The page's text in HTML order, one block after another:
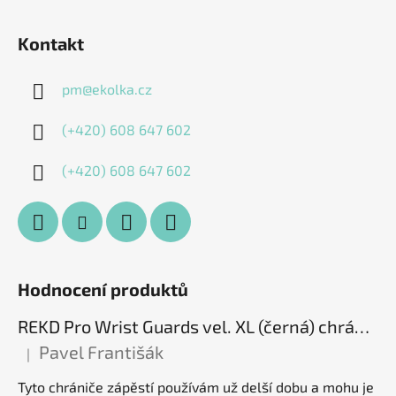
Kontakt
pm@ekolka.cz
(+420) 608 647 602
(+420) 608 647 602
Hodnocení produktů
REKD Pro Wrist Guards vel. XL (černá) chrániče zápěstí
Hodnocení produktu je 5 z 5 hvězdiček.
| Pavel Františák
Tyto chrániče zápěstí používám už delší dobu a mohu je